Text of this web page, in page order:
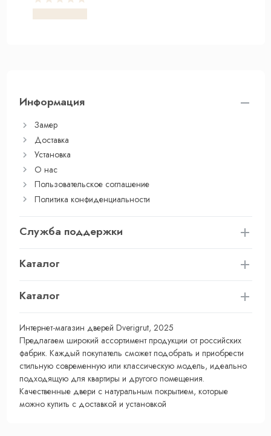
Информация
Замер
Доставка
Установка
О нас
Пользовательское соглашение
Политика конфиденциальности
Служба поддержки
Каталог
Каталог
Интернет-магазин дверей Dverigrut, 2025
Предлагаем широкий ассортимент продукции от российских
фабрик. Каждый покупатель сможет подобрать и приобрести
стильную современную или классическую модель, идеально
подходящую для квартиры и другого помещения.
Качественные двери с натуральным покрытием, которые
можно купить с доставкой и установкой